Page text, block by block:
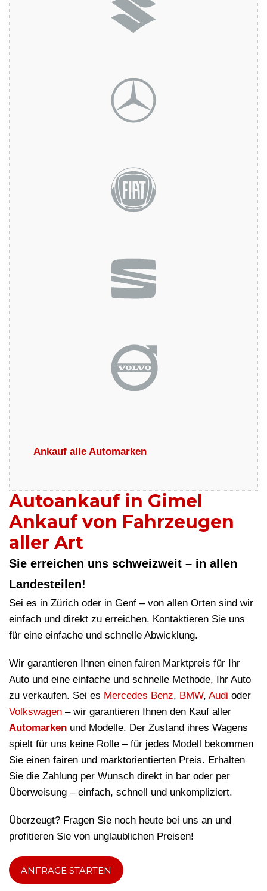
Ankauf alle Automarken
Autoankauf in Gimel
Ankauf von Fahrzeugen
aller Art
Sie erreichen uns schweizweit – in allen
Landesteilen!
Sei es in Zürich oder in Genf – von allen Orten sind wir
einfach und direkt zu erreichen. Kontaktieren Sie uns
für eine einfache und schnelle Abwicklung.
Wir garantieren Ihnen einen fairen Marktpreis für Ihr
Auto und eine einfache und schnelle Methode, Ihr Auto
zu verkaufen. Sei es Mercedes Benz, BMW, Audi oder
Volkswagen – wir garantieren Ihnen den Kauf aller
Automarken und Modelle. Der Zustand ihres Wagens
spielt für uns keine Rolle – für jedes Modell bekommen
Sie einen fairen und marktorientierten Preis. Erhalten
Sie die Zahlung per Wunsch direkt in bar oder per
Überweisung – einfach, schnell und unkompliziert.
Überzeugt? Fragen Sie noch heute bei uns an und
profitieren Sie von unglaublichen Preisen!
ANFRAGE STARTEN